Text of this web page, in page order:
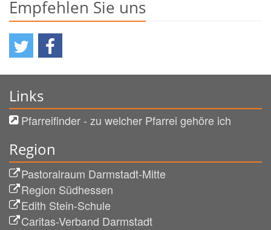
Empfehlen Sie uns
Links
Pfarreifinder - zu welcher Pfarrei gehöre ich
Region
Pastoralraum Darmstadt-Mitte
Region Südhessen
Edith Stein-Schule
Caritas-Verband Darmstadt